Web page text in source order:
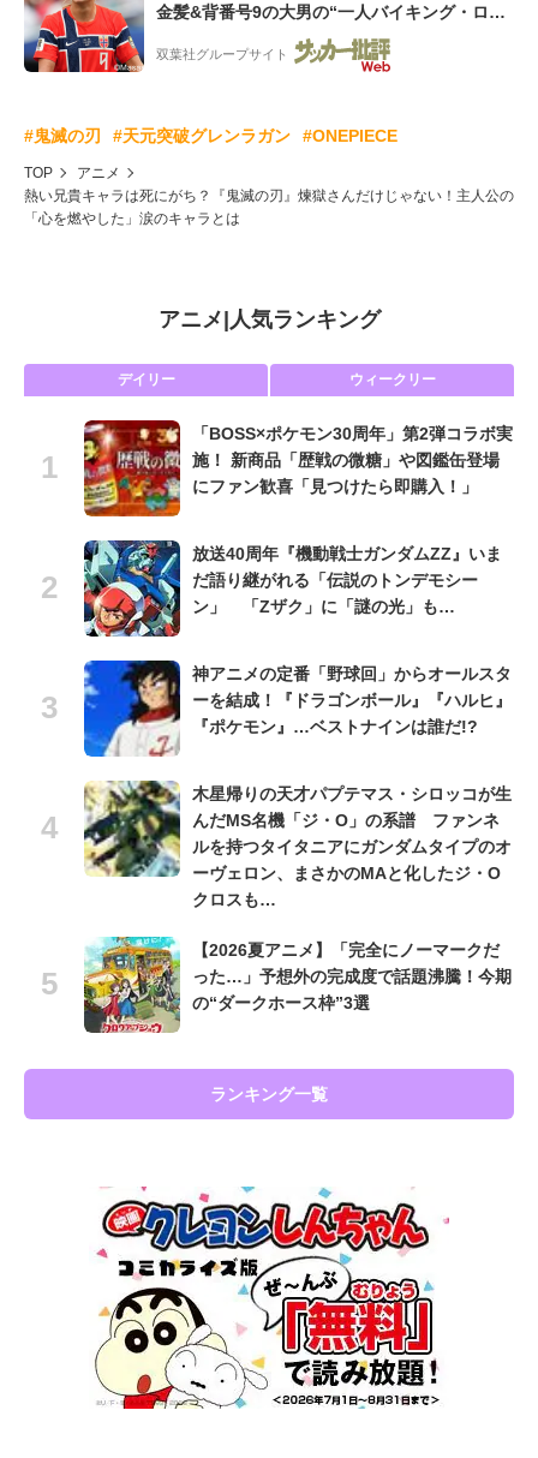
金髪&背番号9の大男の“一人バイキング・ロ
ー”映像が話題!「元気をもらった」
双葉社グループサイト
#鬼滅の刃 #天元突破グレンラガン #ONEPIECE
TOP
アニメ
熱い兄貴キャラは死にがち？『鬼滅の刃』煉獄さんだけじゃない！主人公の
「心を燃やした」涙のキャラとは
アニメ| 人気ランキング
デイリー ウィークリー
「BOSS×ポケモン30周年」第2弾コラボ実
施！ 新商品「歴戦の微糖」や図鑑缶登場
にファン歓喜「見つけたら即購入！」
放送40周年『機動戦士ガンダムZZ』いま
だ語り継がれる「伝説のトンデモシー
ン」 「Zザク」に「謎の光」も…
神アニメの定番「野球回」からオールスタ
ーを結成！『ドラゴンボール』『ハルヒ』
『ポケモン』…ベストナインは誰だ!?
木星帰りの天才パプテマス・シロッコが生
んだMS名機「ジ・O」の系譜 ファンネ
ルを持つタイタニアにガンダムタイプのオ
ーヴェロン、まさかのMAと化したジ・O
クロスも…
【2026夏アニメ】「完全にノーマークだ
った…」予想外の完成度で話題沸騰！今期
の“ダークホース枠”3選
ランキング一覧